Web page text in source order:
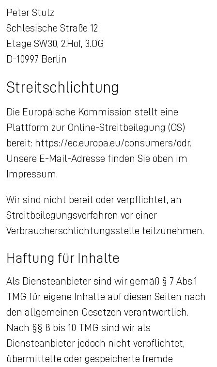
Peter Stulz
Schlesische Straße 12
Etage SW30, 2.Hof, 3.OG
D-10997 Berlin
Streitschlichtung
Die Europäische Kommission stellt eine
Plattform zur Online-Streitbeilegung (OS)
bereit: https://ec.europa.eu/consumers/odr.
Unsere E-Mail-Adresse finden Sie oben im
Impressum.
Wir sind nicht bereit oder verpflichtet, an
Streitbeilegungsverfahren vor einer
Verbraucherschlichtungsstelle teilzunehmen.
Haftung für Inhalte
Als Diensteanbieter sind wir gemäß § 7 Abs.1
TMG für eigene Inhalte auf diesen Seiten nach
den allgemeinen Gesetzen verantwortlich.
Nach §§ 8 bis 10 TMG sind wir als
Diensteanbieter jedoch nicht verpflichtet,
übermittelte oder gespeicherte fremde